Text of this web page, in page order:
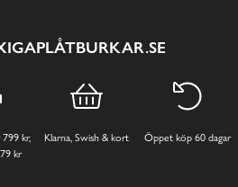
kr,
kr
Klarna, Swish & kort Öppet köp 60 dagar